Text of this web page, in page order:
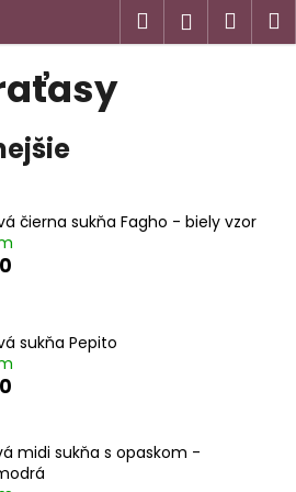
Hľadať
čierna sukňa Fagho - biely vzor
sukňa Pepito
midi sukňa s opaskom -